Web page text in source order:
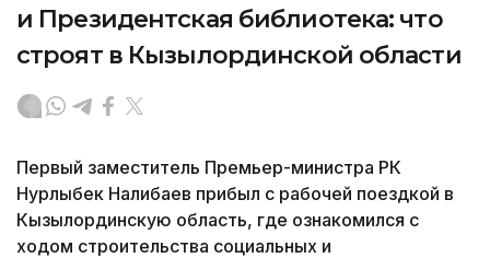
и Президентская библиотека: что
строят в Кызылординской области
Первый заместитель Премьер-министра РК
Нурлыбек Налибаев прибыл с рабочей поездкой в
Кызылординскую область, где ознакомился с
ходом строительства социальных и